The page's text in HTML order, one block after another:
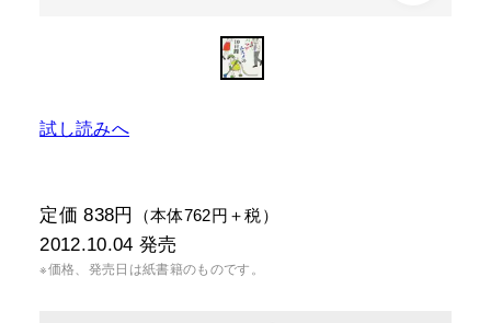
試し読みへ
定価 838円 （本体762円＋税）
2012.10.04 発売
※価格、発売日は紙書籍のものです。